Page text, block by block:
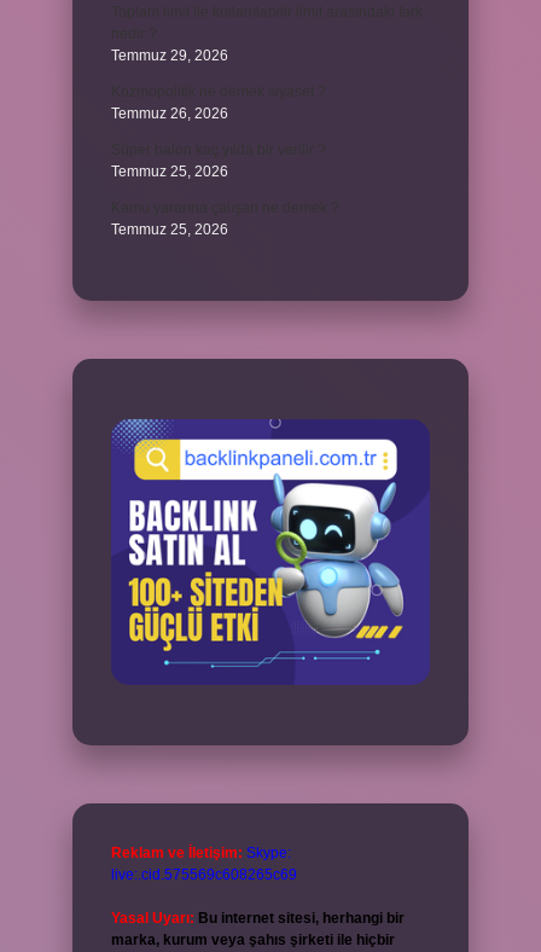
Temmuz 29, 2026
Temmuz 26, 2026
Temmuz 25, 2026
Temmuz 25, 2026
Reklam ve İletişim: Skype:
live:.cid.575569c608265c69
Yasal Uyarı: Bu internet sitesi, herhangi bir
marka, kurum veya şahıs şirketi ile hiçbir